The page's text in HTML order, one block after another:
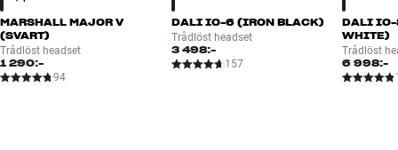
MARSHALL MAJOR V
(SVART)
Trådlöst headset
1 290:-
94
DALI IO-6 (IRON BLACK)
Trådlöst headset
3 498:-
157
DALI IO-
WHITE)
Trådlöst
6 998:-